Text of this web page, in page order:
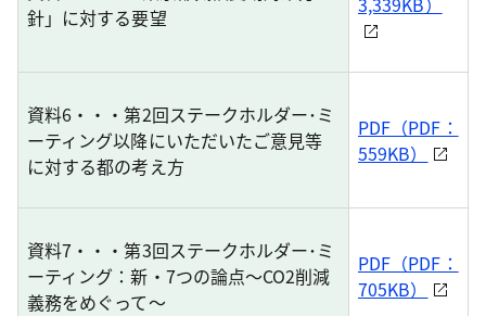
針」に対する要望
資料6・・・第2回ステークホルダー･ミ
ーティング以降にいただいたご意見等
に対する都の考え方
PDF（PDF：
559KB）
資料7・・・第3回ステークホルダー･ミ
ーティング：新・7つの論点〜CO2削減
義務をめぐって〜
PDF（PDF：
705KB）